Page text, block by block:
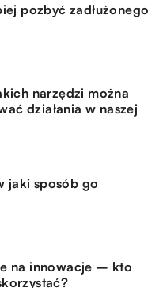
pozbyć zadłużonego
narzędzi można
działania w naszej
jaki sposób go
na innowacje – kto